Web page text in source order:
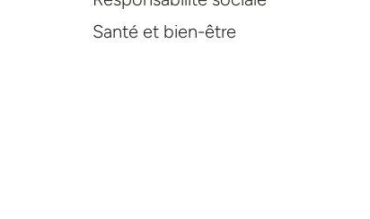
Santé et bien-être